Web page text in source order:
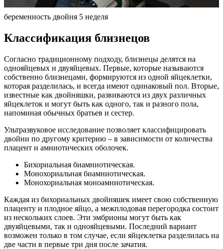
беременность двойня 5 неделя
Классификация близнецов
Согласно традиционному подходу, близнецы делятся на
однояйцевых и двуяйцевых. Первые, которые называются
собственно близнецами, формируются из одной яйцеклетки,
которая разделилась, и всегда имеют одинаковый пол. Вторые,
известные как двойняшки, развиваются из двух различных
яйцеклеток и могут быть как одного, так и разного пола,
напоминая обычных братьев и сестер.
Ультразвуковое исследование позволяет классифицировать
двойни по другому критерию – в зависимости от количества
плацент и амниотических оболочек.
Бихориальная биамниотическая.
Монохориальная биамниотическая.
Монохориальная моноамниотическая.
Каждая из бихориальных двойняшек имеет свою собственную
плаценту и плодное яйцо, а межплодовая перегородка состоит
из нескольких слоев. Эти эмбрионы могут быть как
двуяйцевыми, так и однояйцевыми. Последний вариант
возможен только в том случае, если яйцеклетка разделилась на
две части в первые три дня после зачатия.